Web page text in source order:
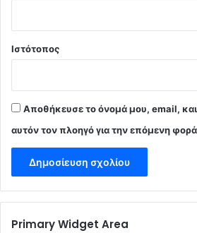
Ιστότοπος
Αποθήκευσε το όνομά μου, email,
αυτόν τον πλοηγό για την επόμενη
Primary Widget Area